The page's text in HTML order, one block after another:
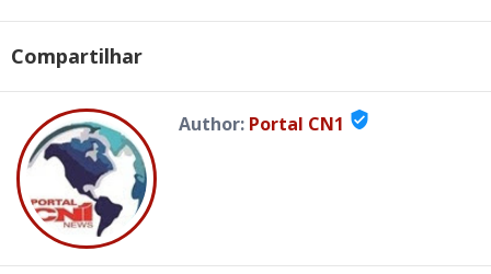
Compartilhar
Author: Portal CN1 verified_user